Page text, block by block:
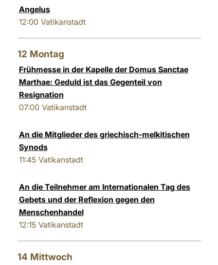
Angelus
12:00 Vatikanstadt
12 Montag
Frühmesse in der Kapelle der Domus Sanctae
Marthae: Geduld ist das Gegenteil von
Resignation
07:00 Vatikanstadt
An die Mitglieder des griechisch-melkitischen
Synods
11:45 Vatikanstadt
An die Teilnehmer am Internationalen Tag des
Gebets und der Reflexion gegen den
Menschenhandel
12:15 Vatikanstadt
14 Mittwoch